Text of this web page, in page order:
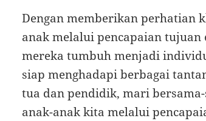
Dengan memberikan perhatian
anak melalui pencapaian
mereka tumbuh menjadi
siap menghadapi berbagai
tua dan pendidik, mari
anak-anak kita melalui